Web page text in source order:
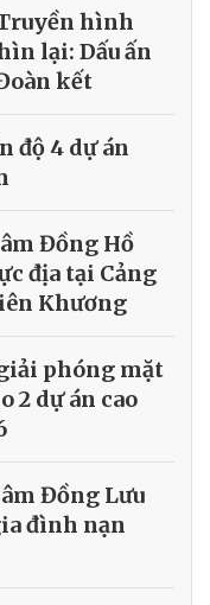
hình
lại: Dấu ấn
kết
độ 4 dự án
Đồng Hồ
địa tại Cảng
Khương
phóng mặt
2 dự án cao
Đồng Lưu
đình nạn